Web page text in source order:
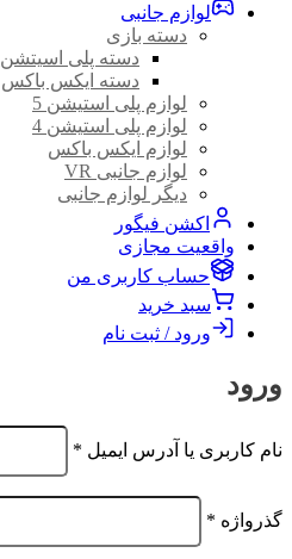
لوازم جانبی
دسته بازی
دسته پلی اسیتشن 4
دسته ایکس باکس
لوازم پلی استیشن 5
لوازم پلی استیشن 4
لوازم ایکس باکس
لوازم جانبی VR
دیگر لوازم جانبی
اکشن فیگور
واقعیت مجازی
حساب کاربری من
سبد خرید
ورود / ثبت نام
ورود
نام کاربری یا آدرس ایمیل *
الزامی
گذرواژه *
الزامی